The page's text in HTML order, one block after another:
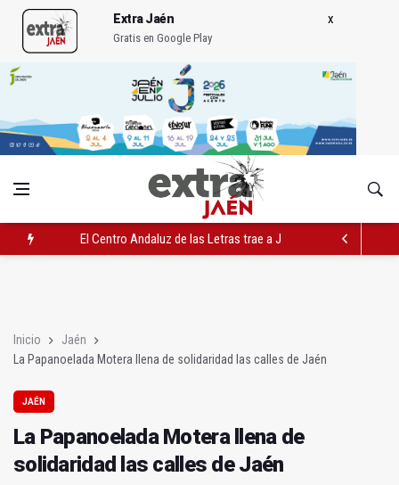
Extra Jaén
Gratis en Google Play
El Centro Andaluz de las Letras trae a Jaén al filósofo Omar
Inicio
Jaén
La Papanoelada Motera llena de solidaridad las calles de Jaén
JAÉN
La Papanoelada Motera llena de
solidaridad las calles de Jaén